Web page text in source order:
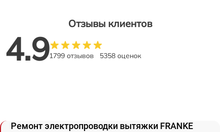
Отзывы клиентов
4.91799 отзывов 5358 оценок
Ремонт электропроводки вытяжки FRANKE